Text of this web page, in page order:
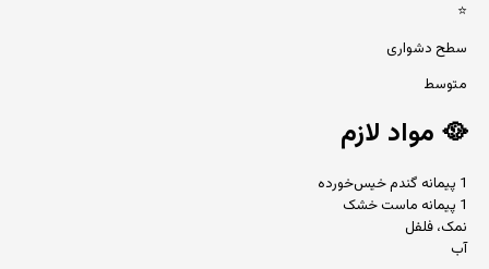
⭐
سطح دشواری
متوسط
🥘 مواد لازم
1 پیمانه گندم خیس‌خورده
1 پیمانه ماست خشک
نمک، فلفل
آب